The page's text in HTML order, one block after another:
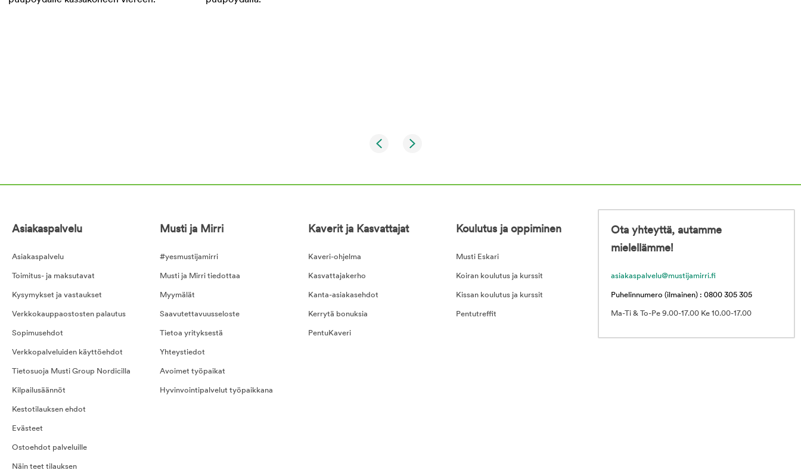
Asiakaspalvelu
Asiakaspalvelu
Toimitus- ja maksutavat
Kysymykset ja vastaukset
Verkkokauppaostosten palautus
Sopimusehdot
Verkkopalveluiden käyttöehdot
Tietosuoja Musti Group Nordicilla
Kilpailusäännöt
Kestotilauksen ehdot
Evästeet
Ostoehdot palveluille
Näin teet tilauksen
Musti ja Mirri
#yesmustijamirri
Musti ja Mirri tiedottaa
Myymälät
Saavutettavuusseloste
Tietoa yrityksestä
Yhteystiedot
Avoimet työpaikat
Hyvinvointipalvelut työpaikkana
Kaverit ja Kasvattajat
Kaveri-ohjelma
Kasvattajakerho
Kanta-asiakasehdot
Kerrytä bonuksia
PentuKaveri
Koulutus ja oppiminen
Musti Eskari
Koiran koulutus ja kurssit
Kissan koulutus ja kurssit
Pentutreffit
Ota yhteyttä, autamme
mielellämme!
asiakaspalvelu@mustijamirri.fi
Puhelinnumero (ilmainen) : 0800 305 305
Ma-Ti & To-Pe 9.00-17.00 Ke 10.00-17.00